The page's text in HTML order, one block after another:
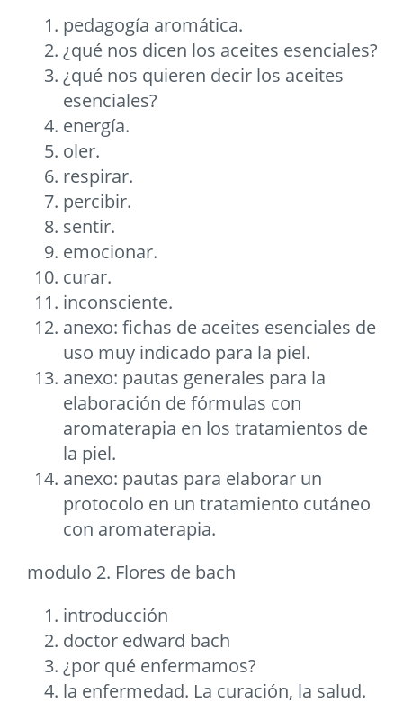
pedagogía aromática.
¿qué nos dicen los aceites esenciales?
¿qué nos quieren decir los aceites
esenciales?
energía.
oler.
respirar.
percibir.
sentir.
emocionar.
curar.
inconsciente.
anexo: fichas de aceites esenciales de
uso muy indicado para la piel.
anexo: pautas generales para la
elaboración de fórmulas con
aromaterapia en los tratamientos de
la piel.
anexo: pautas para elaborar un
protocolo en un tratamiento cutáneo
con aromaterapia.
modulo 2. Flores de bach
introducción
doctor edward bach
¿por qué enfermamos?
la enfermedad. La curación, la salud.